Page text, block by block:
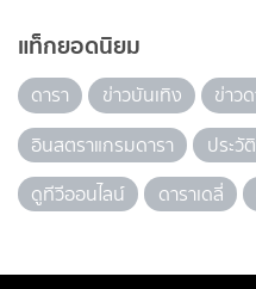
แท็กยอดนิยม
ดารา ข่าวบันเทิง ข่าว
อินสตราแกรมดารา
ประวั
ดูทีวีออนไลน์
ดาราเดลี่